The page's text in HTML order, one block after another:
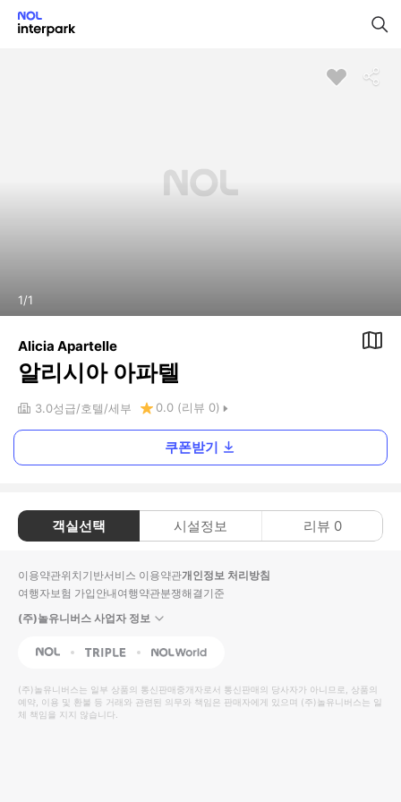
1/1
Alicia Apartelle
알리시아 아파텔
3.0성급 호텔 세부 0.0 (리뷰 0)
쿠폰받기
객실선택 시설정보 리뷰 0
이용약관위치기반서비스 이용약관개인정보 처리방침
여행자보험 가입안내여행약관분쟁해결기준
(주)놀유니버스 사업자 정보
NOL Triple Interpark Global
(주)놀유니버스는 일부 상품의 통신판매중개자로서 통신판매의 당사자가 아니므로, 상품의
예약, 이용 및 환불 등 거래와 관련된 의무와 책임은 판매자에게 있으며 (주)놀유니버스는 일
체 책임을 지지 않습니다.